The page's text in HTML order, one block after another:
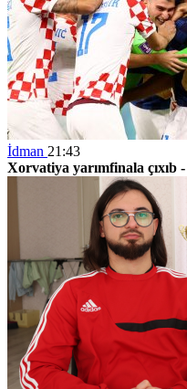
İdman 21:43
Xorvatiya yarımfinala çıxıb -